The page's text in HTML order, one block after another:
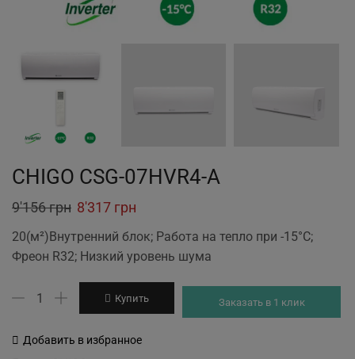
CHIGO CSG-07HVR4-A
9'156грн Original
was:
8'317 грн
price
is:
20(м²)Внутренний блок; Работа на тепло при -15°С;
Фреон R32; Низкий уровень шума
Количество
CHIGO
Купить Заказать в 1 клик
Добавить в избранное